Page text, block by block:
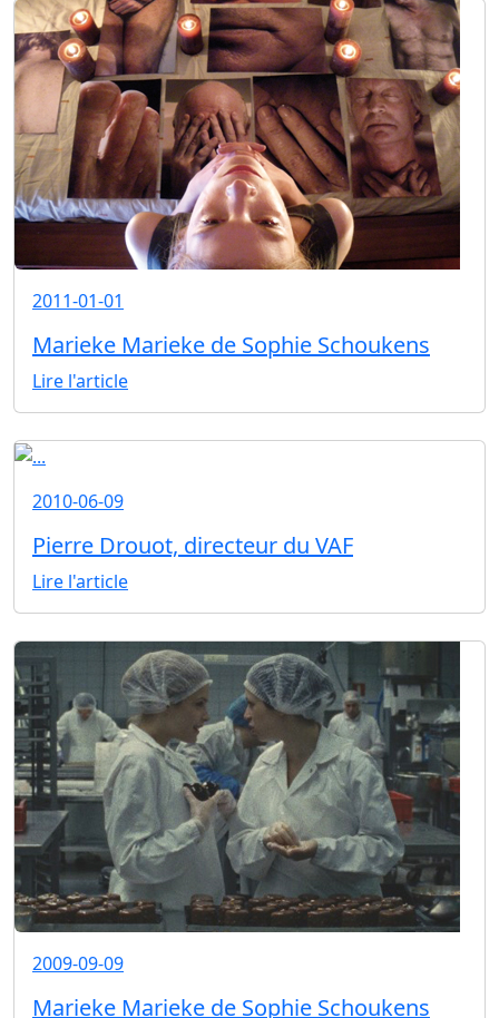
2011-01-01
Marieke Marieke de Sophie Schoukens
Lire l'article
2010-06-09
Pierre Drouot, directeur du VAF
Lire l'article
2009-09-09
Marieke Marieke de Sophie Schoukens